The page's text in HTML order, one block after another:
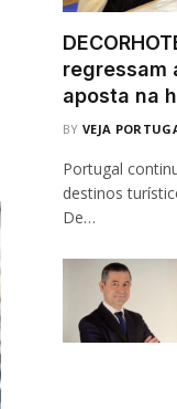
regressam
aposta na
BY VEJA
Portugal
destinos
De…